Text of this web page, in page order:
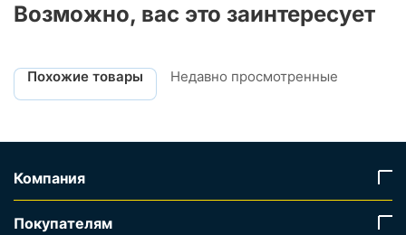
Возможно, вас это заинтересует
Похожие товары Недавно просмотренные
Компания
Покупателям